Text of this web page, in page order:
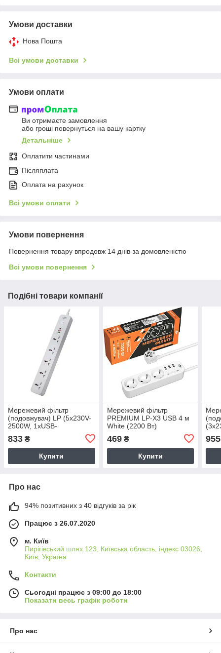
Умови доставки
Нова Пошта
Всі умови доставки
Умови оплати
Ви отримаєте замовлення
або гроші повернуться на вашу картку
Детальніше
Оплатити частинами
Післяплата
Оплата на рахунок
Всі умови оплати
Умови повернення
Повернення товару впродовж 14 днів за домовленістю
Всі умови повернення
Подібні товари компанії
Мережевий фільтр
(подовжувач) LP (5x230V-
2500W, 1xUSB-
38W/PD/QC3.0, 1xType-C
20W, 1xUSB 18W)
833 ₴
Купити
Мережевий фільтр
PREMIUM LP-X3 USB 4 м
White (2200 Вт)
469₴
Купити
QC/
955
Про нас
94% позитивних з 40 відгуків за рік
Працює з 26.07.2020
м. Київ
Пирігівський шлях 123, Київська область, індекс 03026,
Київ, Україна
Контакти
Сьогодні працює з 09:00 до 18:00
Показати весь графік роботи
Про нас